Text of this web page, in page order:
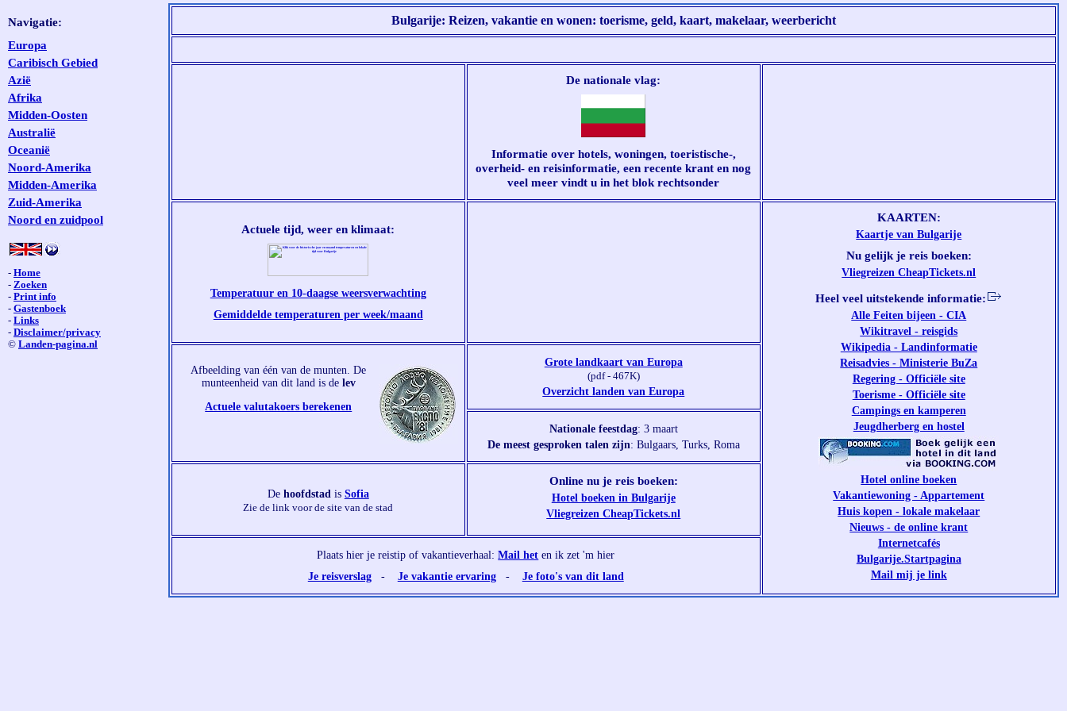
Bulgarije: Reizen, vakantie en wonen: toerisme, geld, kaart, makelaar, weerbericht
De nationale vlag:
Informatie over hotels, woningen, toeristische-,
overheid- en reisinformatie, een recente krant en nog
veel meer vindt u in het blok rechtsonder
Actuele tijd, weer en klimaat:
Temperatuur en 10-daagse weersverwachting
Gemiddelde temperaturen per week/maand
KAARTEN:
Kaartje van Bulgarije
Nu gelijk je reis boeken:
Vliegreizen CheapTickets.nl
Heel veel uitstekende informatie:
Alle Feiten bijeen - CIA
Wikitravel - reisgids
Wikipedia - Landinformatie
Reisadvies - Ministerie BuZa
Regering - Officiële site
Toerisme - Officiële site
Campings en kamperen
Jeugdherberg en hostel
Hotel online boeken
Vakantiewoning - Appartement
Huis kopen - lokale makelaar
Nieuws - de online krant
Internetcafés
Bulgarije.Startpagina
Mail mij je link
Afbeelding van één van de munten. De
munteenheid van dit land is de lev
Actuele valutakoers berekenen
Grote landkaart van Europa
(pdf - 467K)
Overzicht landen van Europa
Nationale feestdag: 3 maart
De meest gesproken talen zijn: Bulgaars, Turks, Roma
De hoofdstad is Sofia
Zie de link voor de site van de stad
Online nu je reis boeken:
Hotel boeken in Bulgarije
Vliegreizen CheapTickets.nl
Plaats hier je reistip of vakantieverhaal:Mail het en ik zet 'm hier
Je reisverslag- Je vakantie ervaring- Je foto's van dit land
Navigatie:
Europa
Caribisch Gebied
Azië
Afrika
Midden-Oosten
Australië
Oceanië
Noord-Amerika
Midden-Amerika
Zuid-Amerika
Noord en zuidpool
- Home
- Zoeken
- Print info
- Gastenboek
- Links
- Disclaimer/privacy
© Landen-pagina.nl